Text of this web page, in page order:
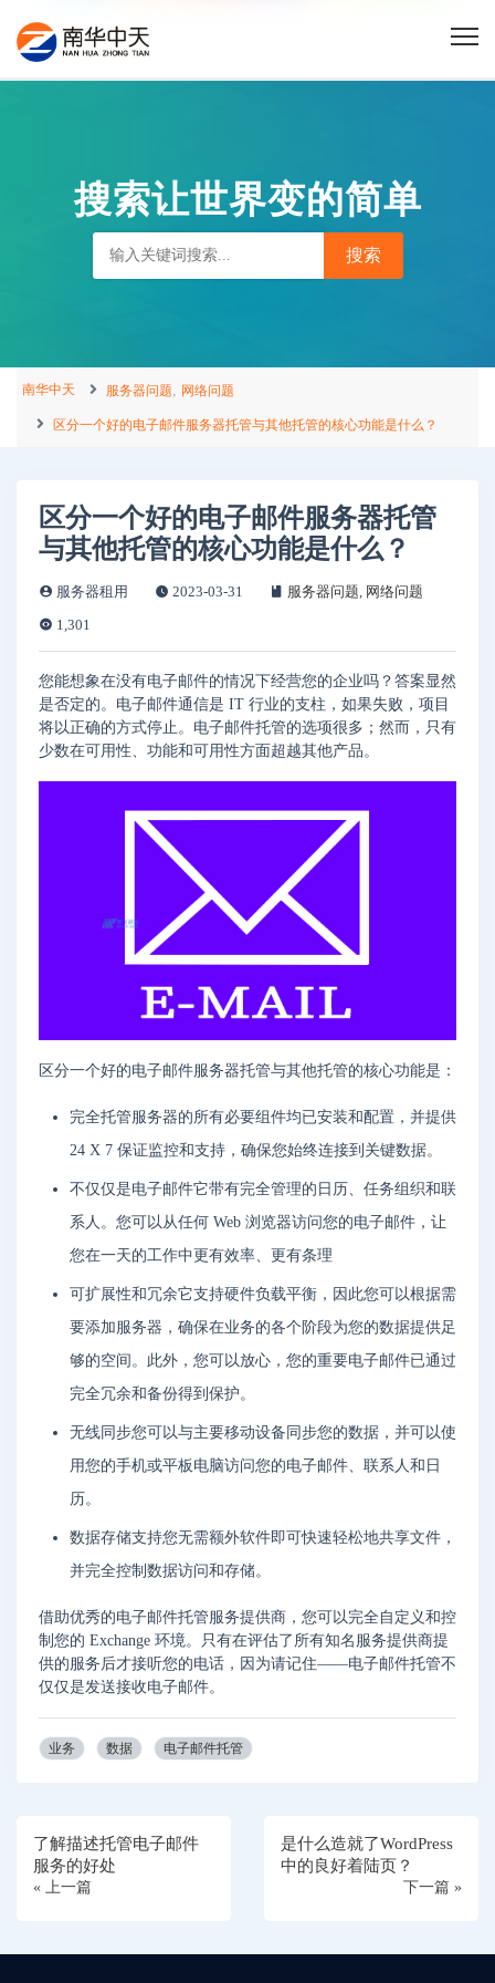
搜索让世界变的简单
南华中天 服务器问题, 网络问题
区分一个好的电子邮件服务器托管与其他托管的核心功能是什么？
区分一个好的电子邮件服务器托管
与其他托管的核心功能是什么？
服务器租用 2023-03-31 服务器问题, 网络问题
1,301
您能想象在没有电子邮件的情况下经营您的企业吗？答案显然
是否定的。电子邮件通信是 IT 行业的支柱，如果失败，项目
将以正确的方式停止。电子邮件托管的选项很多；然而，只有
少数在可用性、功能和可用性方面超越其他产品。
区分一个好的电子邮件服务器托管与其他托管的核心功能是：
完全托管服务器的所有必要组件均已安装和配置，并提供
24 X 7 保证监控和支持，确保您始终连接到关键数据。
不仅仅是电子邮件它带有完全管理的日历、任务组织和联
系人。您可以从任何 Web 浏览器访问您的电子邮件，让
您在一天的工作中更有效率、更有条理
可扩展性和冗余它支持硬件负载平衡，因此您可以根据需
要添加服务器，确保在业务的各个阶段为您的数据提供足
够的空间。此外，您可以放心，您的重要电子邮件已通过
完全冗余和备份得到保护。
无线同步您可以与主要移动设备同步您的数据，并可以使
用您的手机或平板电脑访问您的电子邮件、联系人和日
历。
数据存储支持您无需额外软件即可快速轻松地共享文件，
并完全控制数据访问和存储。
借助优秀的电子邮件托管服务提供商，您可以完全自定义和控
制您的 Exchange 环境。只有在评估了所有知名服务提供商提
供的服务后才接听您的电话，因为请记住——电子邮件托管不
仅仅是发送接收电子邮件。
业务 数据 电子邮件托管
了解描述托管电子邮件
服务的好处
« 上一篇
是什么造就了WordPress
中的良好着陆页？
下一篇 »